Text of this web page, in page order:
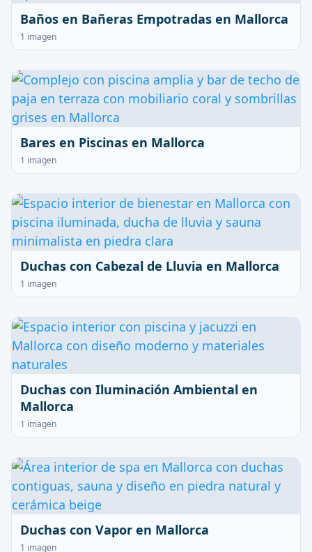
Baños en Bañeras Empotradas en Mallorca
1 imagen
Bares en Piscinas en Mallorca
1 imagen
Duchas con Cabezal de Lluvia en Mallorca
1 imagen
Duchas con Iluminación Ambiental en
Mallorca
1 imagen
Duchas con Vapor en Mallorca
1 imagen